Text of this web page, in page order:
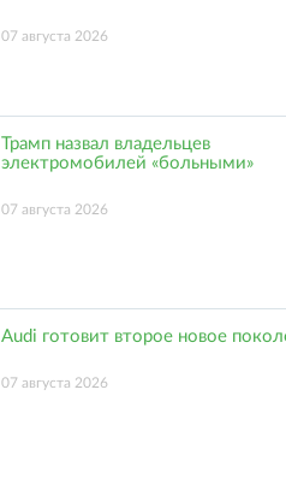
07 августа 2026
Трамп назвал владельцев
электромобилей «больными»
07 августа 2026
Audi готовит второе новое
07 августа 2026